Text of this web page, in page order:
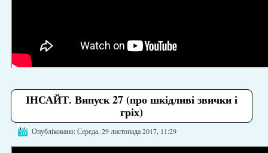
ІНСАЙТ. Випуск 27 (про шкідливі звички і
гріх)
Опубліковано: Середа, 29 листопада 2017, 11:29